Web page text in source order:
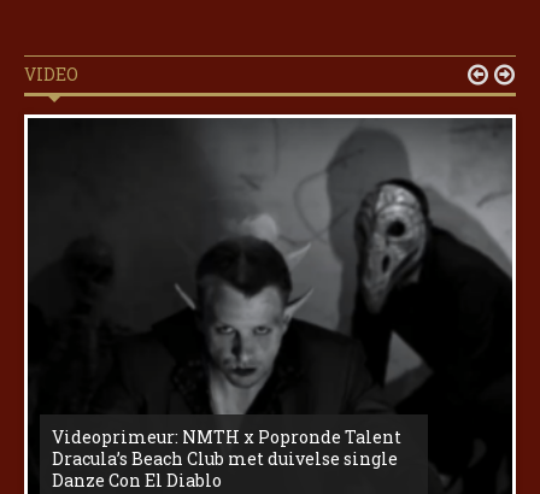
VIDEO
Videoprimeur: NMTH x Popronde Talent
Dracula’s Beach Club met duivelse single
Danze Con El Diablo
 